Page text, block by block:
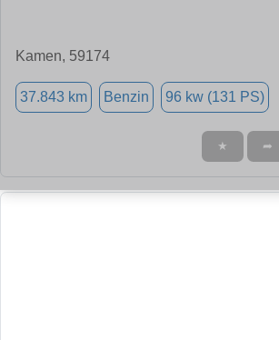
Kamen, 59174
37.843 km Benzin 96 kw (131 PS)
★ ➦